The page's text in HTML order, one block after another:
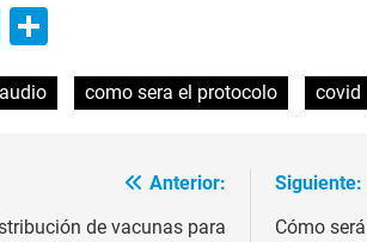
X
audio como sera el protocolo covid
Anterior:
de vacunas para
Siguiente:
Cómo